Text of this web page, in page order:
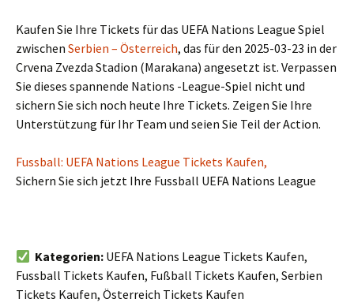
Kaufen Sie Ihre Tickets für das UEFA Nations League Spiel
zwischen Serbien – Österreich, das für den 2025-03-23 in der
Crvena Zvezda Stadion (Marakana) angesetzt ist. Verpassen
Sie dieses spannende Nations -League-Spiel nicht und
sichern Sie sich noch heute Ihre Tickets. Zeigen Sie Ihre
Unterstützung für Ihr Team und seien Sie Teil der Action.
Fussball: UEFA Nations League Tickets Kaufen,
Sichern Sie sich jetzt Ihre Fussball UEFA Nations League
Kategorien: UEFA Nations League Tickets Kaufen,
Fussball Tickets Kaufen, Fußball Tickets Kaufen, Serbien
Tickets Kaufen, Österreich Tickets Kaufen